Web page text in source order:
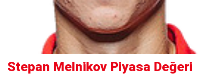
Stepan Melnikov Piyasa Değeri